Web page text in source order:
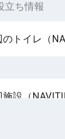
立ち情報
のトイレ（
施設（